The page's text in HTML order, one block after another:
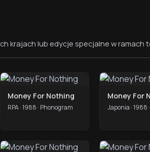
krajach lub edycje specjalne w ramach
Money For Nothing
RPA · 1988 · Phonogram
Money For
Japonia · 1988